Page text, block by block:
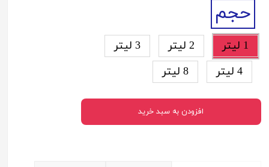
حجم
1 لیتر 2 لیتر
3 لیتر
4 لیتر
8 لیتر
افزودن به سبد خرید